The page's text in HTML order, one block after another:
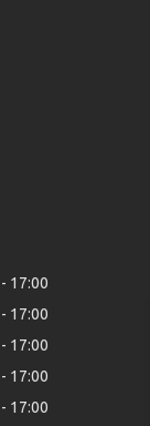
17:00
17:00
17:00
17:00
17:00